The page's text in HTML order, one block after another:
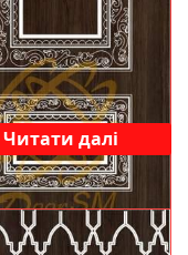
Читати далі